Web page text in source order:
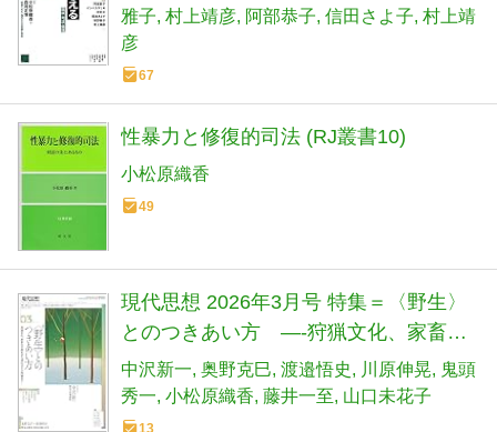
雅子 村上靖彦 阿部恭子 信田さよ子 村上靖
彦
67
性暴力と修復的司法 (RJ叢書10)
小松原織香
49
現代思想 2026年3月号 特集＝〈野生〉
とのつきあい方 ―-狩猟文化、家畜化
の歴史から現代のクマ問題まで―
中沢新一 奥野克巳 渡邉悟史 川原伸晃
鬼頭
秀一 小松原織香 藤井一至 山口未花子
13